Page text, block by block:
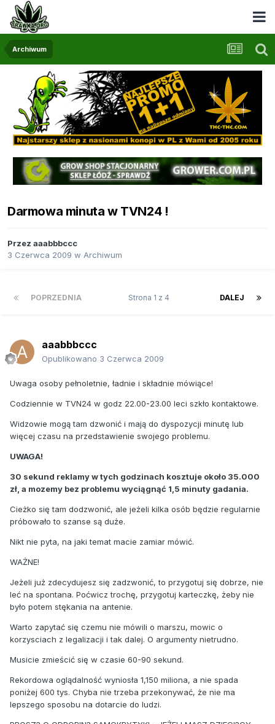
Archiwum
Darmowa minuta w TVN24 !
Przez aaabbbccc
3 Czerwca 2009 w Archiwum
POPRZEDNIA DALEJ
Strona 1 z 4
aaabbbccc
Opublikowano 3 Czerwca 2009
Uwaga osoby pełnoletnie, ładnie i składnie mówiące!
Codziennie w TVN24 w godz 22.00-23.00 leci szkło kontaktowe.
Widzowie mogą tam dzwonić i mają do dyspozycji minutę lub
więcej czasu na przedstawienie swojego problemu.
UWAGA!
30 sekund reklamy w tych godzinach kosztuje około 35.000
zł, a mozemy bez problemu wyciągnąć 1,5 minuty gadania.
Cieżko się tam dodzwonić, ale jeżeli kilka osób będzie regularnie
próbowało to szanse są duże.
Nikt nie pyta, na jaki temat macie zamiar mówić.
WAŻNE!
Jeżeli już zdecydujesz się zadzwonić, to przygotuj się dobrze, nie
leć na spontana. Poćwicz trochę, przygotuj karteczkę, żeby nie
było potem stękania na antenie.
Warto zapytać się czemu nie mówili o marszu, mowic o
korzysciach z legalizacji i tak dalej. O argumenty nietrudno.
Musicie zmieścić się w czasie 60-90 sekund.
Rekordowa oglądalność wyniosła 1,150 miliona, a nie spada
poniżej 600 tys. Chyba nie trzeba przekonywać, że nie ma
lepszego sposobu na dotarcie do ludzi.